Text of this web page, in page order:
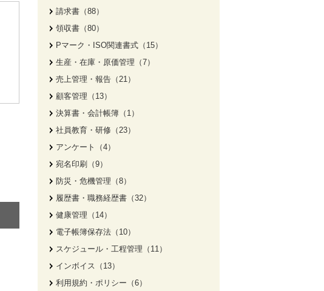
請求書（88）
領収書（80）
Pマーク・ISO関連書式（15）
生産・在庫・原価管理（7）
売上管理・報告（21）
顧客管理（13）
決算書・会計帳簿（1）
社員教育・研修（23）
アンケート（4）
宛名印刷（9）
防災・危機管理（8）
履歴書・職務経歴書（32）
健康管理（14）
電子帳簿保存法（10）
スケジュール・工程管理（11）
インボイス（13）
利用規約・ポリシー（6）